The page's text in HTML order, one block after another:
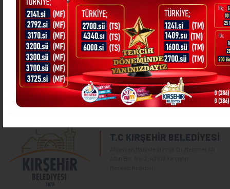
02.09.2023
İbrahim
Duran
Büyükkışla
Köyü
1 2 ... 308 309 310 311 312 313 314
T.C KIRŞEHİR BELEDİYESİ